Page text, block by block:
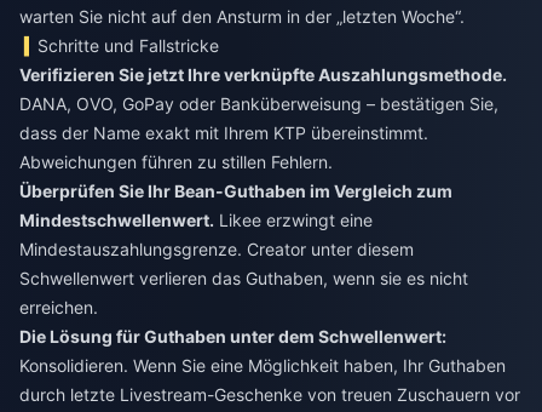
warten Sie nicht auf den Ansturm in der „letzten Woche“.
Schritte und Fallstricke
Verifizieren Sie jetzt Ihre verknüpfte Auszahlungsmethode.
DANA, OVO, GoPay oder Banküberweisung – bestätigen Sie,
dass der Name exakt mit Ihrem KTP übereinstimmt.
Abweichungen führen zu stillen Fehlern.
Überprüfen Sie Ihr Bean-Guthaben im Vergleich zum
Mindestschwellenwert. Likee erzwingt eine
Mindestauszahlungsgrenze. Creator unter diesem
Schwellenwert verlieren das Guthaben, wenn sie es nicht
erreichen.
Die Lösung für Guthaben unter dem Schwellenwert:
Konsolidieren. Wenn Sie eine Möglichkeit haben, Ihr Guthaben
durch letzte Livestream-Geschenke von treuen Zuschauern vor